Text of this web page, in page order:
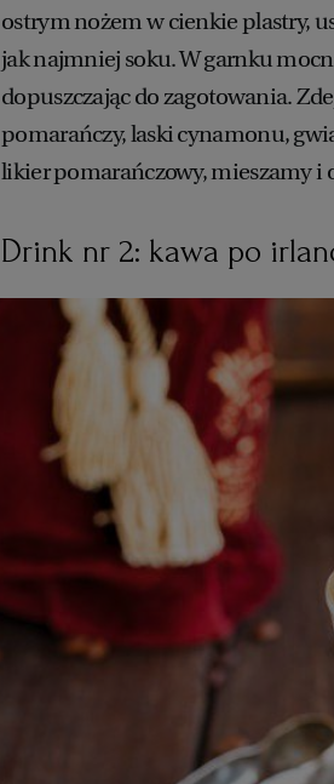
ostrym nożem w cienkie plastry,
jak najmniej soku. W garnku
dopuszczając do zagotowania.
pomarańczy, laski cynamonu,
likier pomarańczowy, mieszamy i
Drink nr 2: kawa po